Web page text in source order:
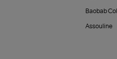
Baobab
Assouline